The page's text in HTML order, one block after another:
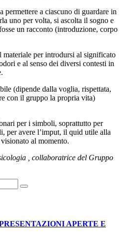
permettere a ciascuno di guardare in
uno per volta, si ascolta il sogno e
un racconto (introduzione, corpo
per introdursi al significato
e al senso dei diversi contesti in
(dipende dalla voglia, rispettata,
con il gruppo la propria vita)
per i simboli, soprattutto per
per avere l’imput, il quid utile alla
al momento.
, collaboratrice del Gruppo
APERTE E